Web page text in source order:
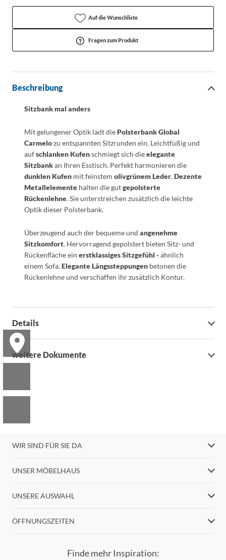
Auf die Wunschliste
Fragen zum Produkt
Beschreibung
Sitzbank mal anders
Mit gelungener Optik lädt diePolsterbank Global
Carmelozu entspannten Sitzrunden ein. Leichtfüßig und
aufschlanken Kufenschmiegt sich dieelegante
Sitzbankan Ihren Esstisch. Perfekt harmonieren die
dunklen Kufen mit feinstem olivgrünemLeder.Dezente
Metallelemente halten die gutgepolsterte
Rückenlehne. Sie unterstreichen zusätzlich die leichte
Optik dieser Polsterbank.
Überzeugend auch der bequeme und angenehme
Sitzkomfort. Hervorragend gepolstert bieten Sitz- und
Rückenfläche ein erstklassiges Sitzgefühl -ähnlich
einem Sofa.Elegante Längssteppungen betonen die
Rückenlehne und verschaffen ihr zusätzlich Kontur.
Details
weitere Dokumente
WIR SIND FÜR SIE DA
UNSER MÖBELHAUS
UNSERE AUSWAHL
ÖFFNUNGSZEITEN
Finde mehr Inspiration: